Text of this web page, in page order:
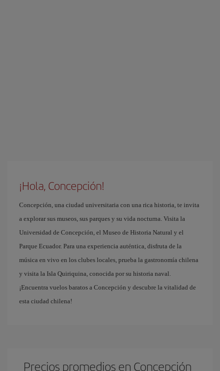
¡Hola, Concepción!
Concepción, una ciudad universitaria con una rica historia, te invita
a explorar sus museos, sus parques y su vida nocturna. Visita la
Universidad de Concepción, el Museo de Historia Natural y el
Parque Ecuador. Para una experiencia auténtica, disfruta de la
música en vivo en los clubes locales, prueba la gastronomía chilena
y visita la Isla Quiriquina, conocida por su historia naval.
¡Encuentra vuelos baratos a Concepción y descubre la vitalidad de
esta ciudad chilena!
Precios promedios en Concepción